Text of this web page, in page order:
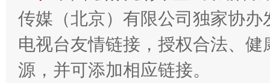
传媒（北京）有限公司独家协
电视台友情链接，授权合法、
源，并可添加相应链接。